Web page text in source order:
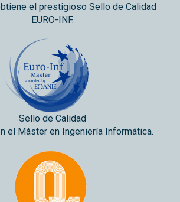
el prestigioso Sello de Calidad
EURO-INF.
Sello de Calidad
el Máster en Ingeniería Informática.